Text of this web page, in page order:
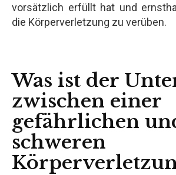
vorsätzlich erfüllt hat und
die Körperverletzung zu verüben.
Was ist der
zwischen einer
gefährlichen
schweren